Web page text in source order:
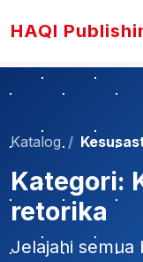
HAQI
Katalog
Kategori:
retorika
Jelajahi semua